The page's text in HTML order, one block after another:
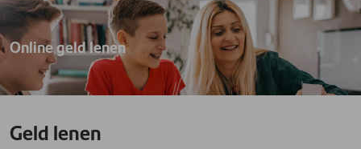
Online geld lenen
Geld lenen